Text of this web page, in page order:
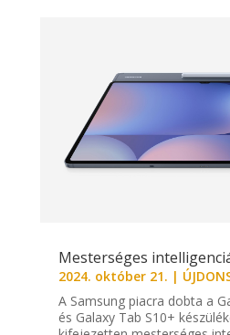
Mesterséges
2024. október 21. |
A Samsung piacra dobta a
és Galaxy Tab S10+